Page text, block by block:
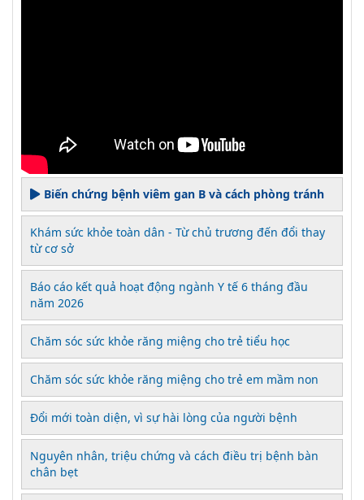
Biến chứng bệnh viêm gan B và cách phòng tránh
Khám sức khỏe toàn dân - Từ chủ trương đến đổi thay
từ cơ sở
Báo cáo kết quả hoạt động ngành Y tế 6 tháng đầu
năm 2026
Chăm sóc sức khỏe răng miệng cho trẻ tiểu học
Chăm sóc sức khỏe răng miệng cho trẻ em mầm non
Đổi mới toàn diện, vì sự hài lòng của người bệnh
Nguyên nhân, triệu chứng và cách điều trị bệnh bàn
chân bẹt